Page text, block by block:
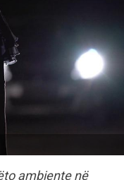
ambiente në